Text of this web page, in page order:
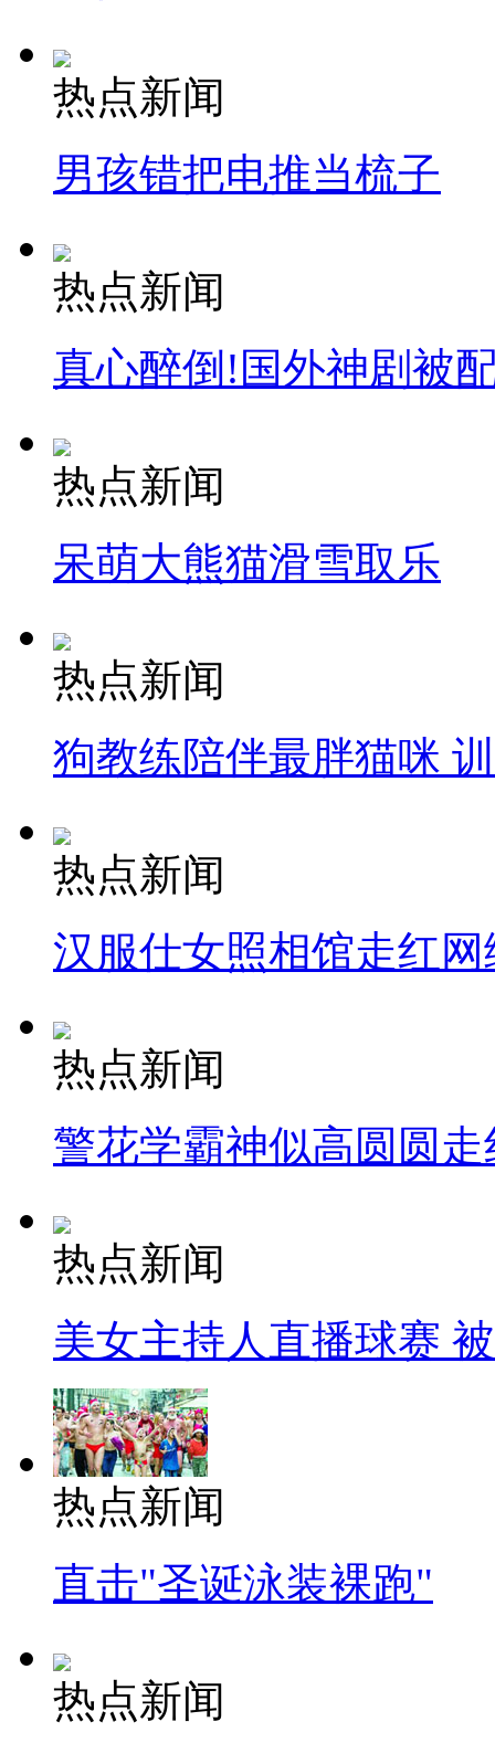
热点新闻
男孩错把电推当梳子
热点新闻
真心醉倒!国外神剧被
热点新闻
呆萌大熊猫滑雪取乐
热点新闻
狗教练陪伴最胖猫咪
热点新闻
汉服仕女照相馆走红网
热点新闻
警花学霸神似高圆圆走
热点新闻
美女主持人直播球赛
热点新闻
直击"圣诞泳装裸跑"
热点新闻